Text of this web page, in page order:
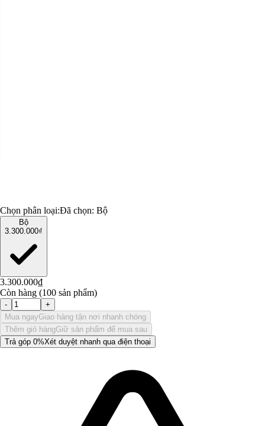
Chọn phân loại:Đã chọn: Bộ
Bộ
3.300.000₫
3.300.000₫
Còn hàng (100 sản phẩm)
-
+
Mua ngayGiao hàng tận nơi nhanh chóng
Thêm giỏ hàngGiữ sản phẩm để mua sau
Trả góp 0%Xét duyệt nhanh qua điện thoại